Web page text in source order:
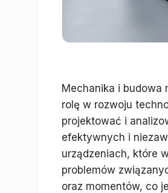
Mechanika i budowa
rolę w rozwoju
projektować i
efektywnych i
urządzeniach, które
problemów
oraz momentów, co